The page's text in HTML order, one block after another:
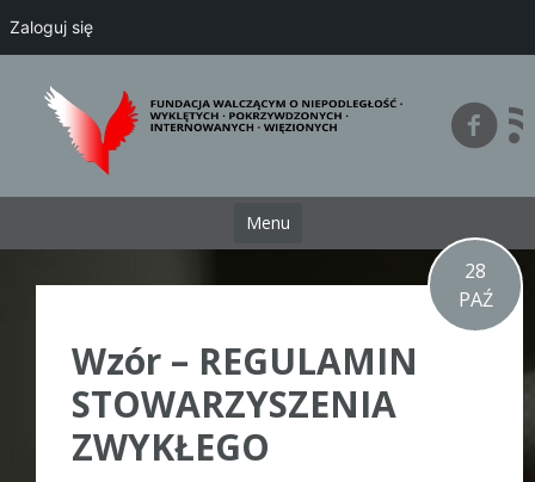
Menu
28
PAŹ
Wzór – REGULAMIN
STOWARZYSZENIA
ZWYKŁEGO
Zaloguj się